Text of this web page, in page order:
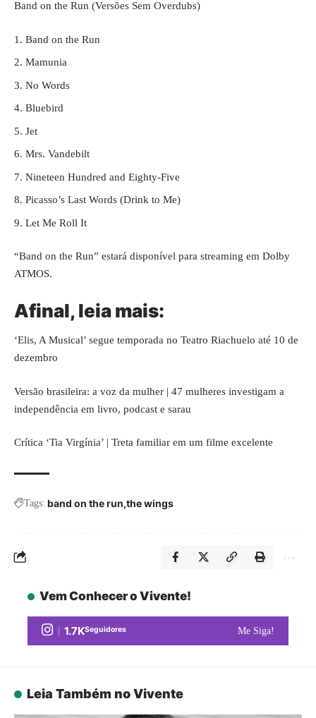
Band on the Run (Versões Sem Overdubs)
Band on the Run
Mamunia
No Words
Bluebird
Jet
Mrs. Vandebilt
Nineteen Hundred and Eighty-Five
Picasso’s Last Words (Drink to Me)
Let Me Roll It
“Band on the Run” estará disponível para streaming em Dolby
ATMOS.
Afinal, leia mais:
‘Elis, A Musical’ segue temporada no Teatro Riachuelo até 10 de
dezembro
Versão brasileira: a voz da mulher | 47 mulheres investigam a
independência em livro, podcast e sarau
Crítica ‘Tia Virgínia’ | Treta familiar em um filme excelente
Tags: band on the run the wings
Vem Conhecer o Vivente!
1.7KSeguidores Me Siga!
Leia Também no Vivente